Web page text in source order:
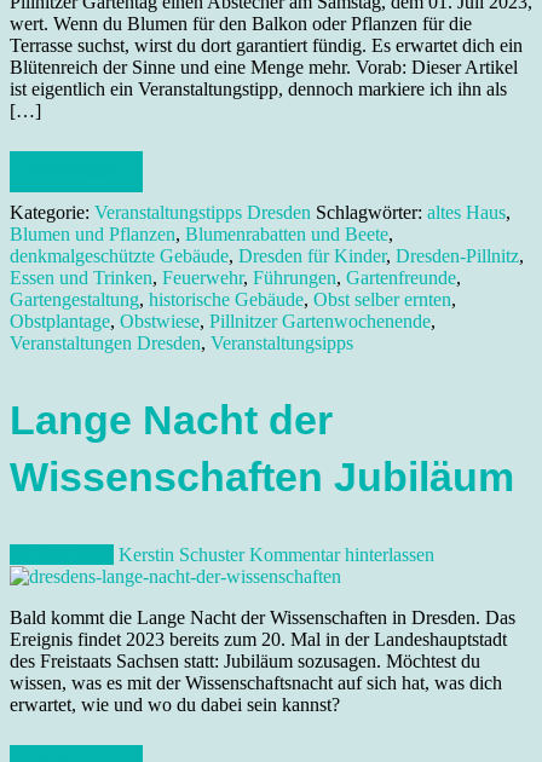
wert. Wenn du Blumen für den Balkon oder Pflanzen für die
Terrasse suchst, wirst du dort garantiert fündig. Es erwartet dich ein
Blütenreich der Sinne und eine Menge mehr. Vorab: Dieser Artikel
ist eigentlich ein Veranstaltungstipp, dennoch markiere ich ihn als
[…]
Kategorie: Veranstaltungstipps Dresden Schlagwörter: altes Haus,
Blumen und Pflanzen, Blumenrabatten und Beete,
denkmalgeschützte Gebäude, Dresden für Kinder, Dresden-Pillnitz,
Essen und Trinken, Feuerwehr, Führungen, Gartenfreunde,
Gartengestaltung, historische Gebäude, Obst selber ernten,
Obstplantage, Obstwiese, Pillnitzer Gartenwochenende,
Veranstaltungen Dresden, Veranstaltungsipps
Lange Nacht der
Wissenschaften Jubiläum
Kerstin Schuster Kommentar hinterlassen
Bald kommt die Lange Nacht der Wissenschaften in Dresden. Das
Ereignis findet 2023 bereits zum 20. Mal in der Landeshauptstadt
des Freistaats Sachsen statt: Jubiläum sozusagen. Möchtest du
wissen, was es mit der Wissenschaftsnacht auf sich hat, was dich
erwartet, wie und wo du dabei sein kannst?